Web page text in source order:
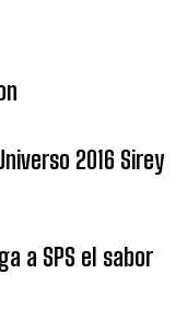
2016 Sirey
a SPS el sabor